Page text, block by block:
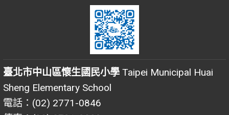
臺北市中山區懷生國民小學 Taipei Municipal Huai
Sheng Elementary School
電話：(02) 2771-0846